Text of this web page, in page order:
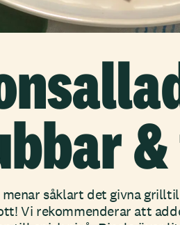
menar såklart det givna
Vi rekommenderar att